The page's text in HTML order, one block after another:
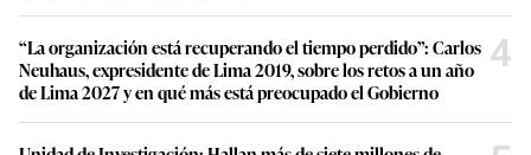
“La organización está recuperando el tiempo perdido”: Carlos
Neuhaus, expresidente de Lima 2019, sobre los retos a un año
de Lima 2027 y en qué más está preocupado el Gobierno
4